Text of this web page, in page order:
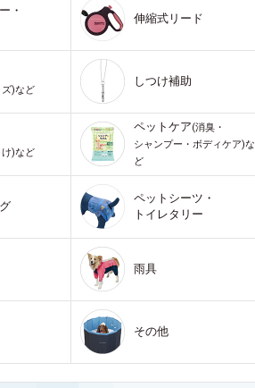
・
伸縮式リード
)など
しつけ補助
)など
ペットケア(消臭・
シャンプー・ボディケア)な
ど
ペットシーツ・
トイレタリー
雨具
その他